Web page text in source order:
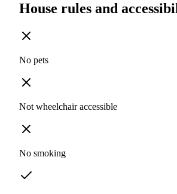
House rules and
No pets
Not wheelchair accessible
No smoking